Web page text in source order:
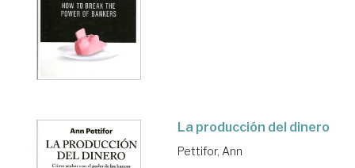
La producción del dinero
Pettifor, Ann